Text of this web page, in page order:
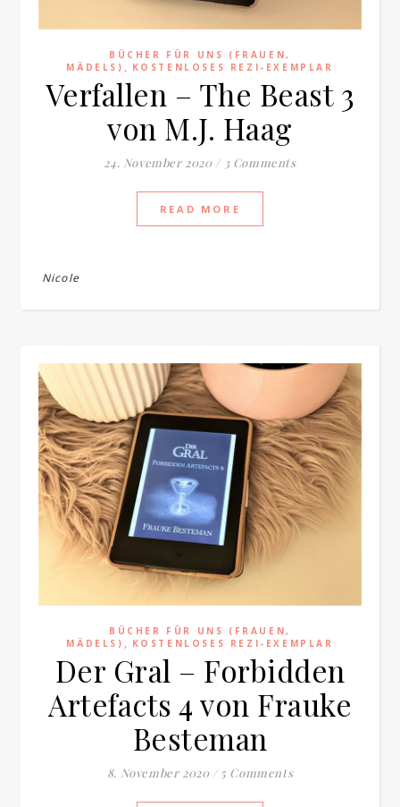
BÜCHER FÜR UNS (FRAUEN,
MÄDELS) , KOSTENLOSES REZI-EXEMPLAR
Verfallen – The Beast 3
von M.J. Haag
24. November 2020 / 3 Comments
READ MORE
Nicole
BÜCHER FÜR UNS (FRAUEN,
MÄDELS) , KOSTENLOSES REZI-EXEMPLAR
Der Gral – Forbidden
Artefacts 4 von Frauke
Besteman
8. November 2020 / 5 Comments